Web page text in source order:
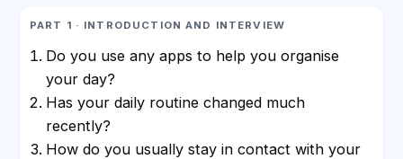
PART 1 · INTRODUCTION AND INTERVIEW
Do you use any apps to help you organise
your day?
Has your daily routine changed much
recently?
How do you usually stay in contact with your